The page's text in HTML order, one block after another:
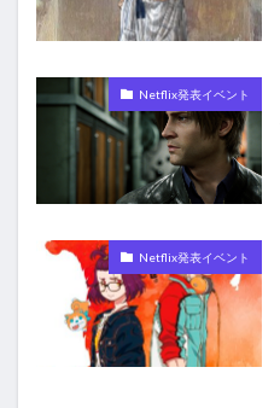
Netflix発表イベント
Netflix発表イベント